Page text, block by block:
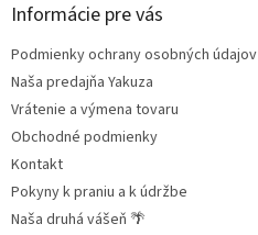
Informácie pre vás
Podmienky ochrany osobných údajov
Naša predajňa Yakuza
Vrátenie a výmena tovaru
Obchodné podmienky
Kontakt
Pokyny k praniu a k údržbe
Naša druhá vášeň 🌴